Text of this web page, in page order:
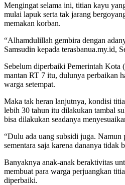
Mengingat selama ini, titian kayu
mulai lapuk serta tak jarang
memakan korban.
“Alhamdulillah gembira dengan
Samsudin kepada terasbanua.my.id,
Sebelum diperbaiki Pemerintah Kota
mantan RT 7 itu, dulunya perbaikan
warga setempat.
Maka tak heran lanjutnya, kondisi
lebih 30 tahun itu dilakukan tambal
bisa dilakukan seadanya
“Dulu ada uang subsidi juga. Namun
sementara saja karena dananya tidak
Banyaknya anak-anak beraktivitas
membuat para warga perjuangkan
diperbaiki.